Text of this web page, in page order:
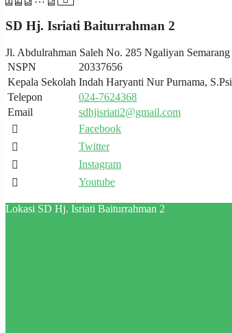
SD Hj. Isriati Baiturrahman 2
Jl. Abdulrahman Saleh No. 285 Ngaliyan Semarang
NSPN
20337656
Kepala Sekolah Indah Haryanti Nur Purnama, S.Psi
Telepon
024-7624368
Email
sdhjisriati2@gmail.com
Facebook
Twitter
Instagram
Youtube
Lokasi SD Hj. Isriati Baiturrahman 2